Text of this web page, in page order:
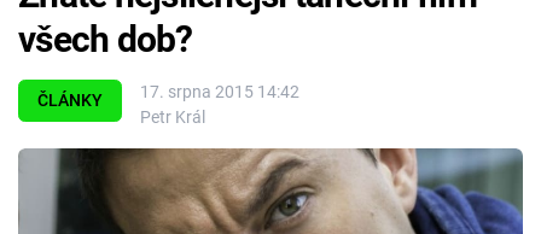
Témata
Filmy
ČLÁNKY
17. srpna 2015 14:42
Petr Král
všech dob?